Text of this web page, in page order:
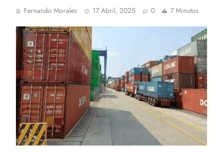
Fernando Morales 17 Abril, 2025 0 7 Minutos